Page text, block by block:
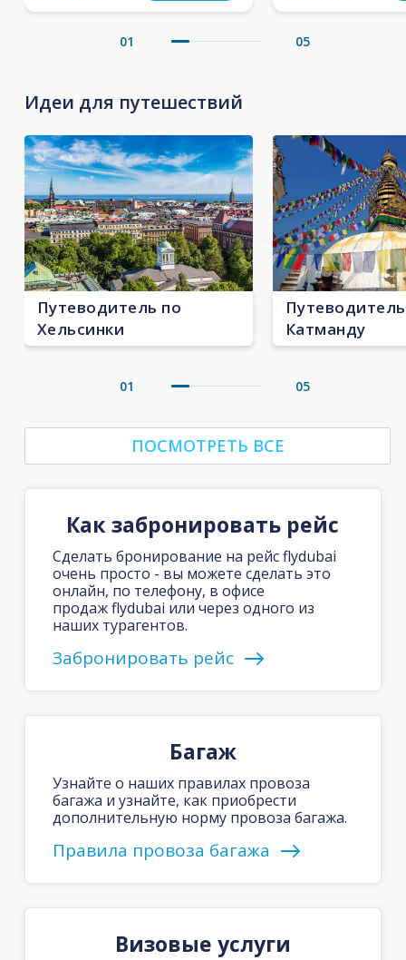
01 05
Идеи для путешествий
Путеводитель по
Хельсинки
Катманду
01 05
ПОСМОТРЕТЬ ВСЕ
Как забронировать рейс
Сделать бронирование на рейс flydubai
очень просто - вы можете сделать это
онлайн, по телефону, в офисе
продаж flydubai или через одного из
наших турагентов.
Забронировать рейс
Багаж
Узнайте о наших правилах провоза
багажа и узнайте, как приобрести
дополнительную норму провоза багажа.
Правила провоза багажа
Визовые услуги